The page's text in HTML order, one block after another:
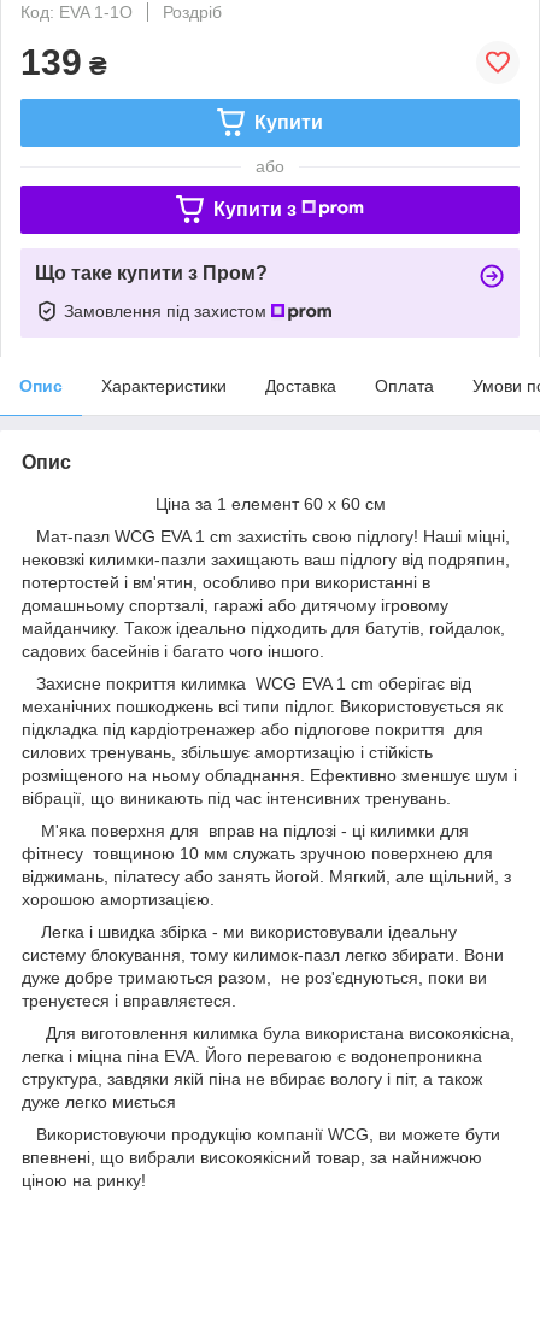
Код: EVA 1-1O
Роздріб
139 ₴
Купити
або
Купити з
Що таке купити з Пром?
Замовлення під захистом
Опис Характеристики Доставка Оплата Умови
Опис
Ціна за 1 елемент 60 х 60 см
Мат-пазл WCG EVA 1 cm захистіть свою підлогу! Наші міцні,
нековзкі килимки-пазли захищають ваш підлогу від подряпин,
потертостей і вм'ятин, особливо при використанні в
домашньому спортзалі, гаражі або дитячому ігровому
майданчику. Також ідеально підходить для батутів, гойдалок,
садових басейнів і багато чого іншого.
Захисне покриття килимка WCG EVA 1 cm оберігає від
механічних пошкоджень всі типи підлог. Використовується як
підкладка під кардіотренажер або підлогове покриття для
силових тренувань, збільшує амортизацію і стійкість
розміщеного на ньому обладнання. Ефективно зменшує шум і
вібрації, що виникають під час інтенсивних тренувань.
М'яка поверхня для вправ на підлозі - ці килимки для
фітнесу товщиною 10 мм служать зручною поверхнею для
віджимань, пілатесу або занять йогой. Мягкий, але щільний, з
хорошою амортизацією.
Легка і швидка збірка - ми використовували ідеальну
систему блокування, тому килимок-пазл легко збирати. Вони
дуже добре тримаються разом, не роз'єднуються, поки ви
тренуєтеся і вправляєтеся.
Для виготовлення килимка була використана високоякісна,
легка і міцна піна EVA. Його перевагою є водонепроникна
структура, завдяки якій піна не вбирає вологу і піт, а також
дуже легко миється
Використовуючи продукцію компанії WCG, ви можете бути
впевнені, що вибрали високоякісний товар, за найнижчою
ціною на ринку!